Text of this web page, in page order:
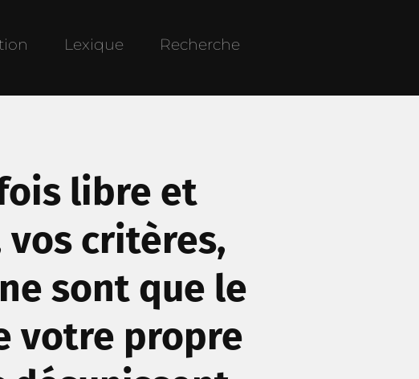
Lexique Recherche
libre et
critères,
sont que le
votre propre